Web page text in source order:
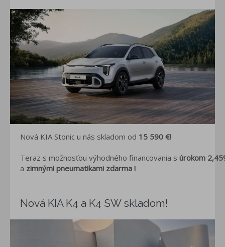
Nová KIA Stonic u nás skladom od 15 590 €!
Teraz s možnosťou výhodného financovania s úrokom
a zimnými pneumatikami zdarma !
Nová KIA K4 a K4 SW skladom!